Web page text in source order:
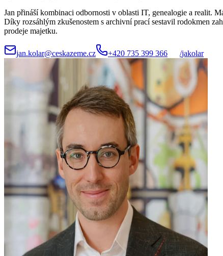
Jan přináší kombinaci odbornosti v oblasti IT, genealogie a realit.
Díky rozsáhlým zkušenostem s archivní prací sestavil rodokmen
prodeje majetku.
jan.kolar@ceskazeme.cz +420 735 399 366 /jakolar